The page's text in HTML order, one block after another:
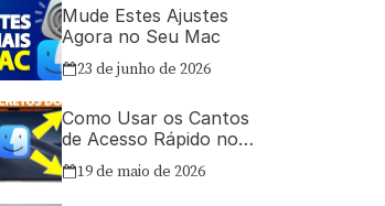
Mude Estes Ajustes
Agora no Seu Mac
23 de junho de 2026
Como Usar os Cantos
de Acesso Rápido no
Mac
19 de maio de 2026